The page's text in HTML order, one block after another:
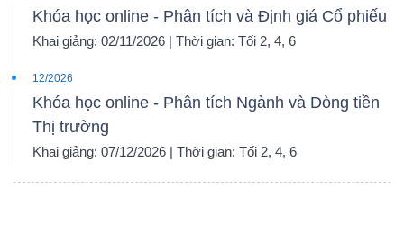
Khóa học online - Phân tích và Định giá Cổ phiếu
Khai giảng: 02/11/2026 | Thời gian: Tối 2, 4, 6
12/2026
Khóa học online - Phân tích Ngành và Dòng tiền
Thị trường
Khai giảng: 07/12/2026 | Thời gian: Tối 2, 4, 6